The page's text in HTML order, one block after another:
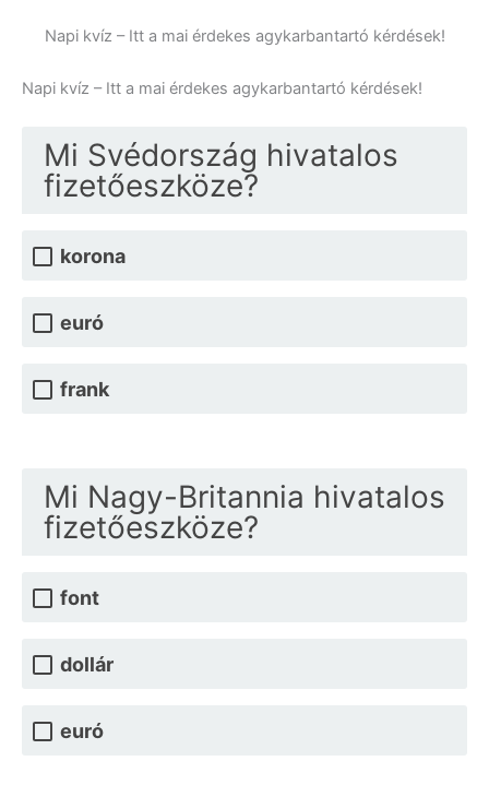
Napi kvíz – Itt a mai érdekes agykarbantartó kérdések!
Napi kvíz – Itt a mai érdekes agykarbantartó kérdések!
Mi Svédország hivatalos
fizetőeszköze?
korona
euró
frank
Mi Nagy-Britannia hivatalos
fizetőeszköze?
font
dollár
euró